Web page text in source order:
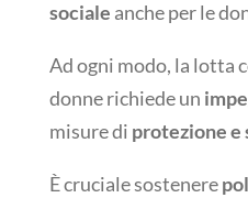
sociale anche per le
Ad ogni modo, la lotta
donne richiede un
misure di protezione e
È cruciale sostenere